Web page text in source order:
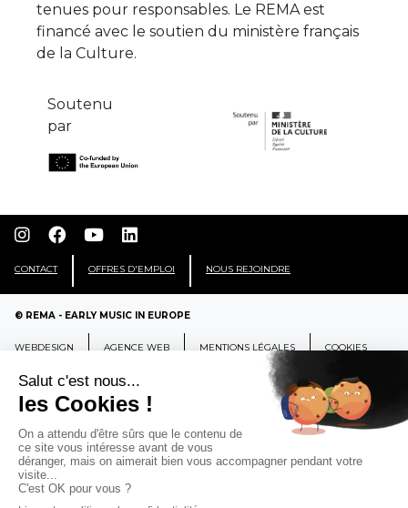
tenues pour responsables. Le REMA est
financé avec le soutien du ministère français
de la Culture.
Soutenu
par
CONTACT OFFRES D'EMPLOI NOUS REJOINDRE
© REMA - EARLY MUSIC IN EUROPE
WEBDESIGN AGENCE WEB MENTIONS LÉGALES COOKIES
REMA
RÉSEAU EUROPÉEN DE MUSIQUE
ANCIENNE EUROPEAN EARLY MUSIC